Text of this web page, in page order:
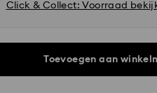
Click & Collect: Voorraad
Toevoegen aan